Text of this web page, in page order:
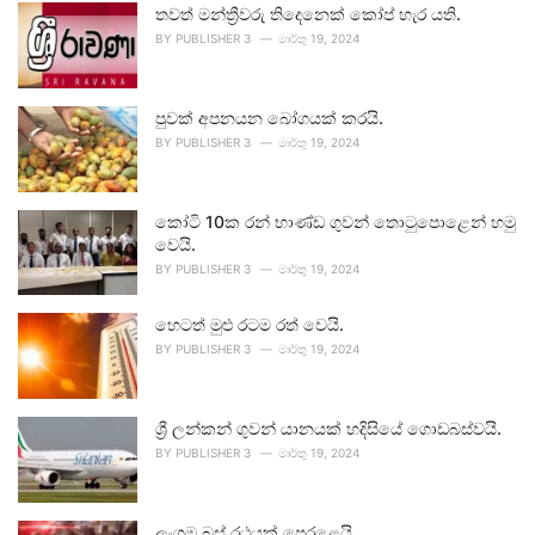
තවත් මන්ත්‍රීවරු තිදෙනෙක් කෝප් හැර යති.
BY PUBLISHER 3 මාර්තු 19, 2024
පුවක් අපනයන බෝගයක් කරයි.
BY PUBLISHER 3 මාර්තු 19, 2024
කෝටි 10ක රන් භාණ්ඩ ගුවන් තොටුපොළෙන් හමු
වෙයි.
BY PUBLISHER 3 මාර්තු 19, 2024
හෙටත් මුළු රටම රත් වෙයි.
BY PUBLISHER 3 මාර්තු 19, 2024
ශ්‍රී ලන්කන් ගුවන් යානයක් හදිසියේ ගොඩබස්වයි.
BY PUBLISHER 3 මාර්තු 19, 2024